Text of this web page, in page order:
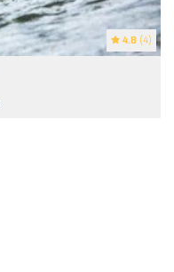
4.8 (4)